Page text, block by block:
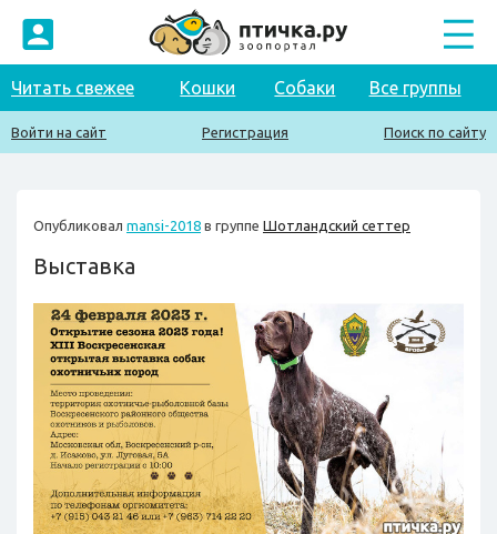
Читать свежее Кошки Собаки Все группы
Войти на сайт Регистрация Поиск по сайту
Опубликовал mansi-2018 в группе Шотландский сеттер
Выставка